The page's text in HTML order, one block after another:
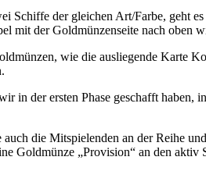
Schiffe der gleichen Art/Farbe, geht
mit der Goldmünzenseite nach oben
wie die ausliegende Karte
in der ersten Phase geschafft
die Mitspielenden an der Reihe
Goldmünze „Provision“ an den aktiv